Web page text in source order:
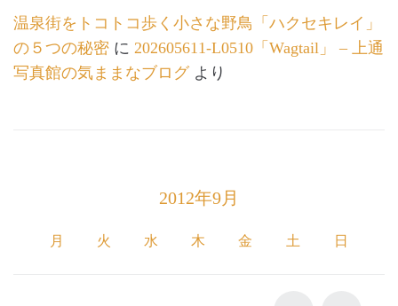
温泉街をトコトコ歩く小さな野鳥「ハクセキレイ」
の５つの秘密 に 202605611-L0510「Wagtail」 – 上通
写真館の気ままなブログより
2012年9月
月 火 水 木 金 土 日